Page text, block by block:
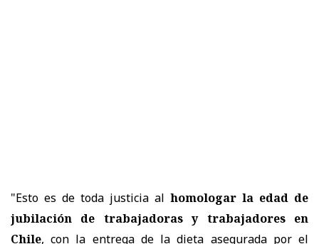
"Esto es de toda justicia al homologar la edad de
jubilación de trabajadoras y trabajadores en
Chile, con la entrega de la dieta asegurada por el